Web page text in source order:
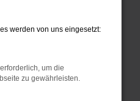
– direkt zu dir
hast. Bei
du dich gleich
werden von uns eingesetzt:
um die
zu gewährleisten.